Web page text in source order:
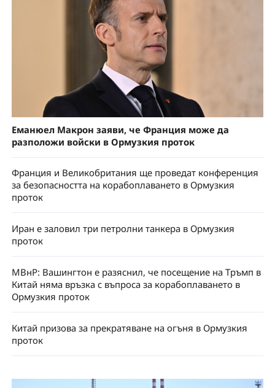
Еманюел Макрон заяви, че Франция може да
разположи войски в Ормузкия проток
Франция и Великобритания ще проведат конференция
за безопасността на корабоплаването в Ормузкия
проток
Иран е заловил три петролни танкера в Ормузкия
проток
МВнР: Вашингтон е разяснил, че посещение на Тръмп в
Китай няма връзка с въпроса за корабоплаването в
Ормузкия проток
Китай призова за прекратяване на огъня в Ормузкия
проток